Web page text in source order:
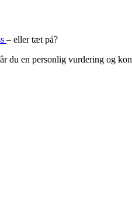
– eller tæt på?
du en personlig vurdering og